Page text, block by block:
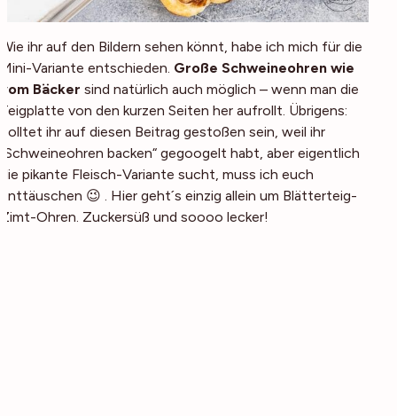
Wie ihr auf den Bildern sehen könnt, habe ich mich für die
Mini-Variante entschieden. Große Schweineohren wie
vom Bäcker sind natürlich auch möglich – wenn man die
Teigplatte von den kurzen Seiten her aufrollt. Übrigens:
Solltet ihr auf diesen Beitrag gestoßen sein, weil ihr
„Schweineohren backen“ gegoogelt habt, aber eigentlich
die pikante Fleisch-Variante sucht, muss ich euch
enttäuschen 😉 . Hier geht´s einzig allein um Blätterteig-
Zimt-Ohren. Zuckersüß und soooo lecker!